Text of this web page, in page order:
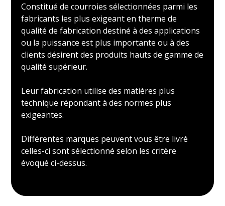
Constitué de courroies sélectionnées parmi les
fabricants les plus exigeant en therme de
qualité de fabrication destiné à des applications
ou la puissance est plus importante ou à des
clients désirent des produits hauts de gamme de
qualité supérieur.
Leur fabrication utilise des matières plus
technique répondant à des normes plus
exigeantes.
Différentes marques peuvent vous être livré
celles-ci sont sélectionné selon les critère
évoqué ci-dessus.